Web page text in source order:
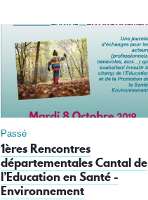
Passé
1ères Rencontres
départementales Cantal de
l’Education en Santé -
Environnement